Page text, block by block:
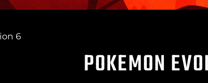
6
POKEMON